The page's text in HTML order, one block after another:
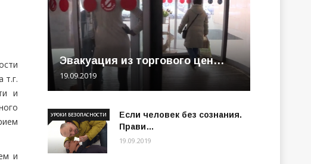
т.г.
и
и
Эвакуация из торгового цен…
19.09.2019
Если человек без сознания.
Прави…
УРОКИ БЕЗОПАСНОСТИ
19.09.2019